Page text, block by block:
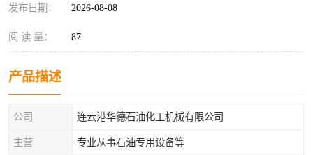
发布日期： 2026-08-08
阅 读 量： 87
产品描述
公司 连云港华德石油化工机械有限公司
主营 专业从事石油专用设备等